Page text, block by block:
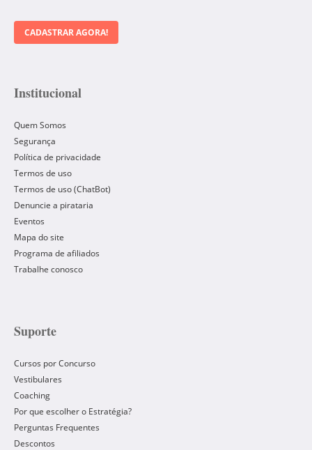
CADASTRAR AGORA!
Institucional
Quem Somos
Segurança
Política de privacidade
Termos de uso
Termos de uso (ChatBot)
Denuncie a pirataria
Eventos
Mapa do site
Programa de afiliados
Trabalhe conosco
Suporte
Cursos por Concurso
Vestibulares
Coaching
Por que escolher o Estratégia?
Perguntas Frequentes
Descontos